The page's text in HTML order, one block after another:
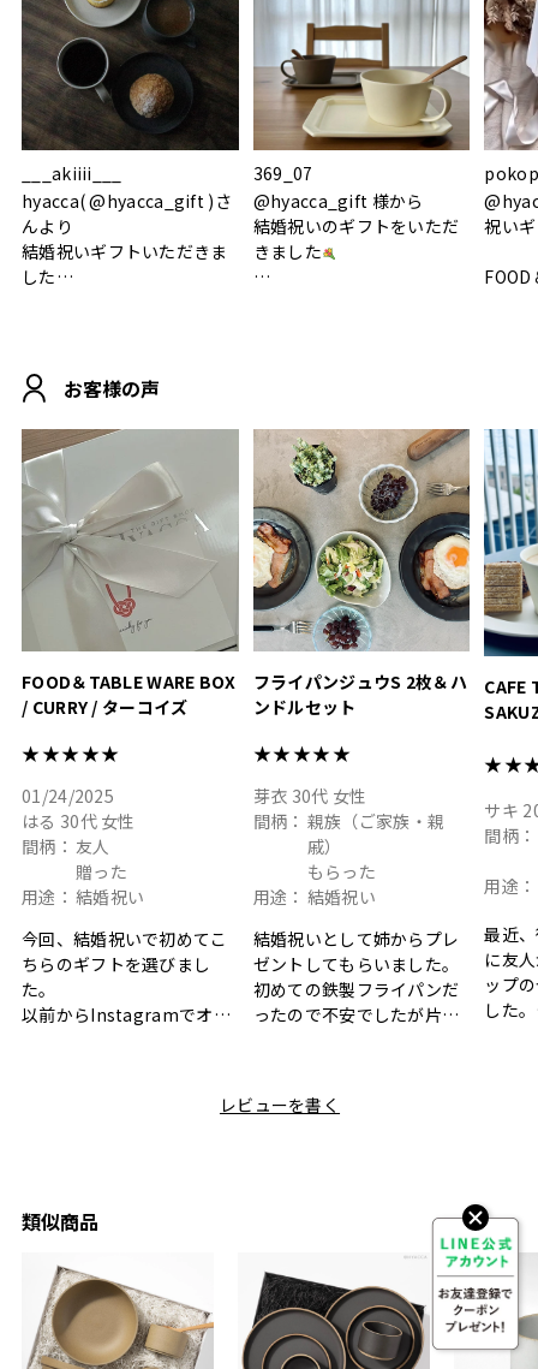
___akiiii___
hyacca( @hyacca_gift )さ
んより
結婚祝いギフトいただきま
した
おうちカフェもお洒落にな
って嬉しい𖠚 ⡱
.
#hyacca #結婚祝い
369_07
@hyacca_gift 様から
結婚祝いのギフトをいただ
きました
素敵なギフトを
ありがとうございました
#hyacca #結婚祝い
#お祝い #プレゼント
祝い
FOOD
真っ
いい
#結婚
淡色
結婚
色イ
お客様の声
FOOD＆TABLE WARE BOX
/ CURRY / ターコイズ
★★★★★
01/24/2025
はる 30代 女性
間柄： 友人
贈った
用途： 結婚祝い
今回、結婚祝いで初めてこ
ちらのギフトを選びまし
た。
以前からInstagramでオシ
と大好きなカレーのセット
ちらも大変気に入ったと写
った時は、HYACCAギフト
を選んでよかったし他の友
人にもお勧めしたいと感じ
ました。
フライパンジュウS 2枚＆ハ
ンドルセット
★★★★★
芽衣 30代 女性
間柄： 親族（ご家族・親
戚）
もらった
用途： 結婚祝い
結婚祝いとして姉からプレ
ゼントしてもらいました。
初めての鉄製フライパンだ
ったので不安でしたが片手
利です。洗い物も減って一
ときてしまいました。姉の
センスが光るプレゼント
で、いい思い出になりまし
た。
CAFE
サキ
間柄：
用途：
最近
に友
ップ
した。
のが
セッ
ヒー
す。
レビューを書く
類似商品